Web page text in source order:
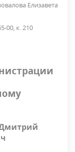
Елизавета
00, к. 210